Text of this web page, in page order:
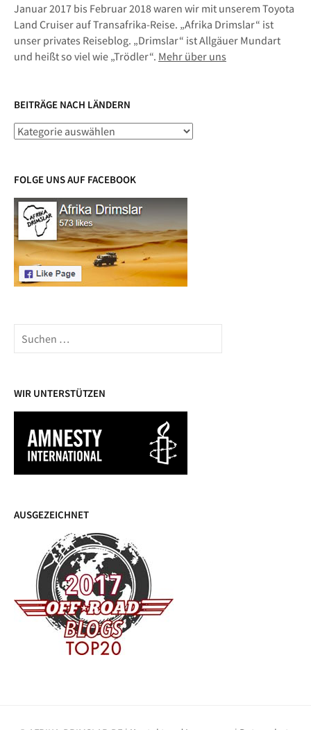
Januar 2017 bis Februar 2018 waren wir mit unserem Toyota
Land Cruiser auf Transafrika-Reise. „Afrika Drimslar“ ist
unser privates Reiseblog. „Drimslar“ ist Allgäuer Mundart
und heißt so viel wie „Trödler“. Mehr über uns
BEITRÄGE NACH LÄNDERN
Beiträge
FOLGE UNS AUF FACEBOOK
Suchen
nach:
WIR UNTERSTÜTZEN
AUSGEZEICHNET